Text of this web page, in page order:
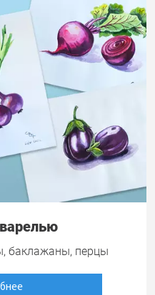
баклажаны, перцы